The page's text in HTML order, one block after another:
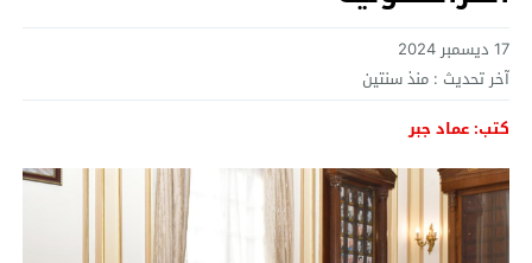
17 ديسمبر 2024
آخر تحديث : منذ سنتين
كتب: عماد جبر